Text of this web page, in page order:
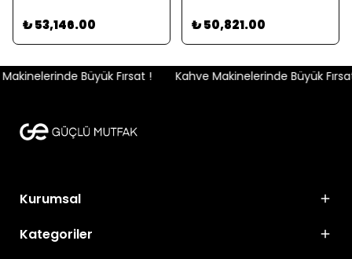
₺ 53,146.00 ₺ 50,821.00
Büyük Fırsat ! Kahve Makinelerinde Büyük Fırsat
Kurumsal
Kategoriler